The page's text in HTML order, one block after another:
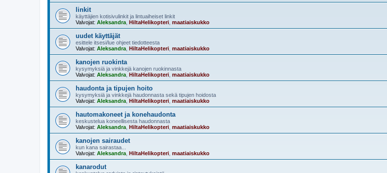
linkit
käyttäjien kotisivulinkit ja lintuaiheiset linkit
Valvojat: Aleksandra HiltaHelikopteri maatiaiskukko
uudet käyttäjät
esittele itsesi/lue ohjeet tiedotteesta
Valvojat: Aleksandra HiltaHelikopteri maatiaiskukko
kanojen ruokinta
kysymyksiä ja vinkkejä kanojen ruokinnasta
Valvojat: Aleksandra HiltaHelikopteri maatiaiskukko
haudonta ja tipujen hoito
kysymyksiä ja vinkkejä haudonnasta sekä tipujen hoidosta
Valvojat: Aleksandra HiltaHelikopteri maatiaiskukko
hautomakoneet ja konehaudonta
keskustelua koneellisesta haudonnasta
Valvojat: Aleksandra HiltaHelikopteri maatiaiskukko
kanojen sairaudet
kun kana sairastaa...
Valvojat: Aleksandra HiltaHelikopteri maatiaiskukko
kanarodut